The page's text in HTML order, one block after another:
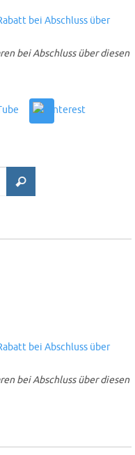
bei Abschluss über diesen
bei Abschluss über diesen